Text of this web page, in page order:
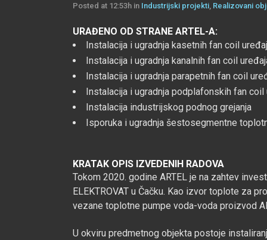
Posted at 12:53h in Industrijski projekti Realizovani
URAĐENO OD STRANE ARTEL-A:
Instalacija i ugradnja kasetnih fan coil
Instalacija i ugradnja kanalnih fan coil
Instalacija i ugradnja parapetnih fan coil
Instalacija i ugradnja podplafonskih fan coil
Instalacija industrijskog podnog grejanja
Isporuka i ugradnja šestosegmentne
KRATAK OPIS IZVEDENIH RADOVA
Tokom 2020. godine ARTEL je na zahtev
ELEKTROVAT u Čačku. Kao izvor toplote za
vezane toplotne pumpe voda-voda proizvod
U okviru predmetnog objekta postoje